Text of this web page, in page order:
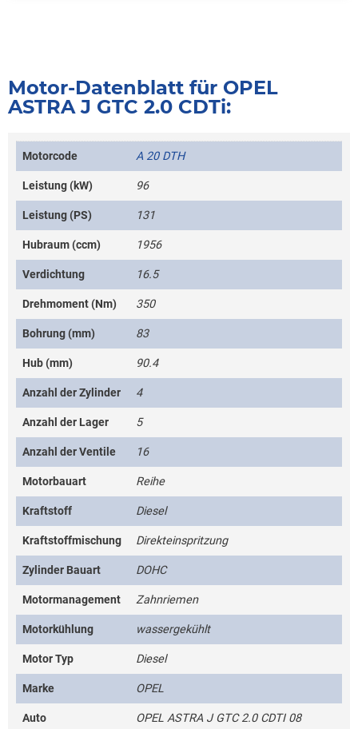
Motor-Datenblatt für OPEL
ASTRA J GTC 2.0 CDTi:
Motorcode A 20 DTH
Leistung (kW) 96
Leistung (PS) 131
Hubraum (ccm) 1956
Verdichtung 16.5
Drehmoment (Nm) 350
Bohrung (mm) 83
Hub (mm) 90.4
Anzahl der Zylinder 4
Anzahl der Lager 5
Anzahl der Ventile 16
Motorbauart Reihe
Kraftstoff Diesel
Kraftstoffmischung Direkteinspritzung
Zylinder Bauart DOHC
Motormanagement Zahnriemen
Motorkühlung wassergekühlt
Motor Typ Diesel
Marke OPEL
Auto
OPEL ASTRA J GTC 2.0 CDTI 08